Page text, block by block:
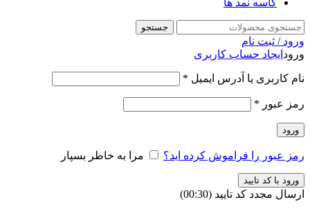
کاسه نمد ها
جستجو
ورود / ثبت نام
ورود ایجاد حساب کاربری
نام کاربری یا آدرس ایمیل *
رمز عبور *
ورود
رمز عبور را فراموش کرده اید؟ مرا به خاطر بسپار
ورود با کد تایید
ارسال مجدد کد تایید (00:
30
)